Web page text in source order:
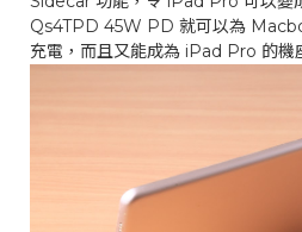
Qs4TPD 45W PD 就可以為
充電，而且又能成為 iPad Pro 的機